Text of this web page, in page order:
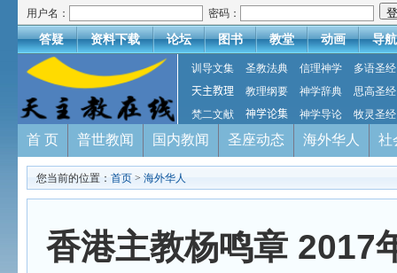
用户名： 密码：
答疑 资料下载 论坛 图书 教堂 动画 导航
训导文集 圣教法典 信理神学
多语圣经
天主教理
教理纲要 神学辞典
思高圣经
梵二文献
神学论集 神学导论 牧灵圣经
首 页 普世教闻 国内教闻 圣座动态 海外华人 社
您当前的位置： 首页 > 海外华人
香港主教杨鸣章 2017